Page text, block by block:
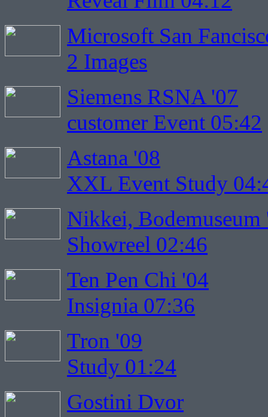
Microsoft San
2 Images
Siemens RSNA '07
customer Event 05:42
Astana '08
XXL Event Study
Nikkei, Bodemuseum
Showreel 02:46
Ten Pen Chi '04
Insignia 07:36
Tron '09
Study 01:24
Gostini Dvor